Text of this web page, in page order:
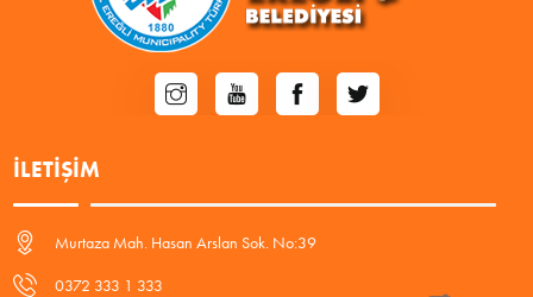
İLETIŞIM
Murtaza Mah. Hasan Arslan Sok. No:39
0372 333 1 333